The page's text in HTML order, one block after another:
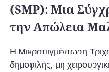
(SMP): Μια
την Απώλεια
Η Μικροπιγμέντωση
δημοφιλής, μη